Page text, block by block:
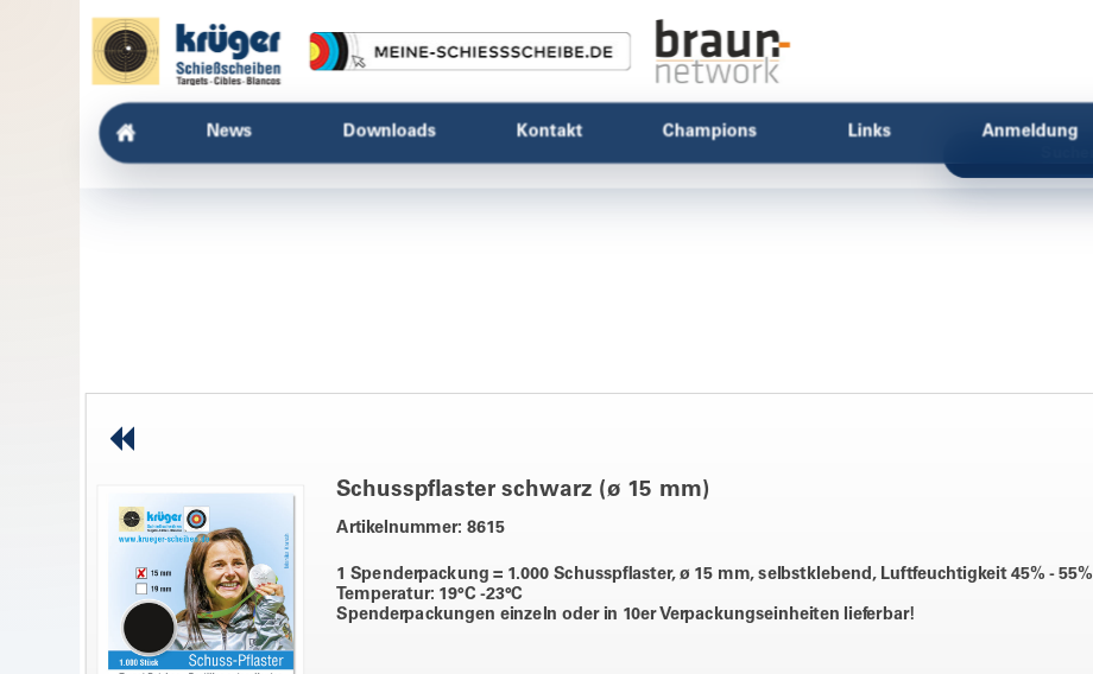
News Downloads Kontakt Champions Links Anmeldung
Schusspflaster schwarz (ø 15 mm)
Artikelnummer: 8615
1 Spenderpackung = 1.000 Schusspflaster, ø 15 mm, selbstklebend, Luftfeuchtigkeit 45% - 55%
Temperatur: 19°C -23°C
Spenderpackungen einzeln oder in 10er Verpackungseinheiten lieferbar!